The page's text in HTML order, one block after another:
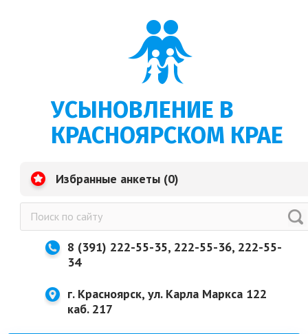
УСЫНОВЛЕНИЕ В
КРАСНОЯРСКОМ КРАЕ
Избранные анкеты (0)
8 (391) 222-55-35, 222-55-36, 222-55-
34
г. Красноярск, ул. Карла Маркса 122
каб. 217